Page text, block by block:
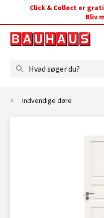
Click & Collect er
Bliv
Hvad søger du?
Indvendige døre